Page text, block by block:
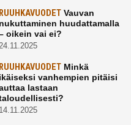
RUUHKAVUODETVauvan
nukuttaminen huudattamalla
oikein vai ei?
24.11.2025
RUUHKAVUODETMinkä
ikäiseksi vanhempien pitäisi
lastaan
14.11.2025